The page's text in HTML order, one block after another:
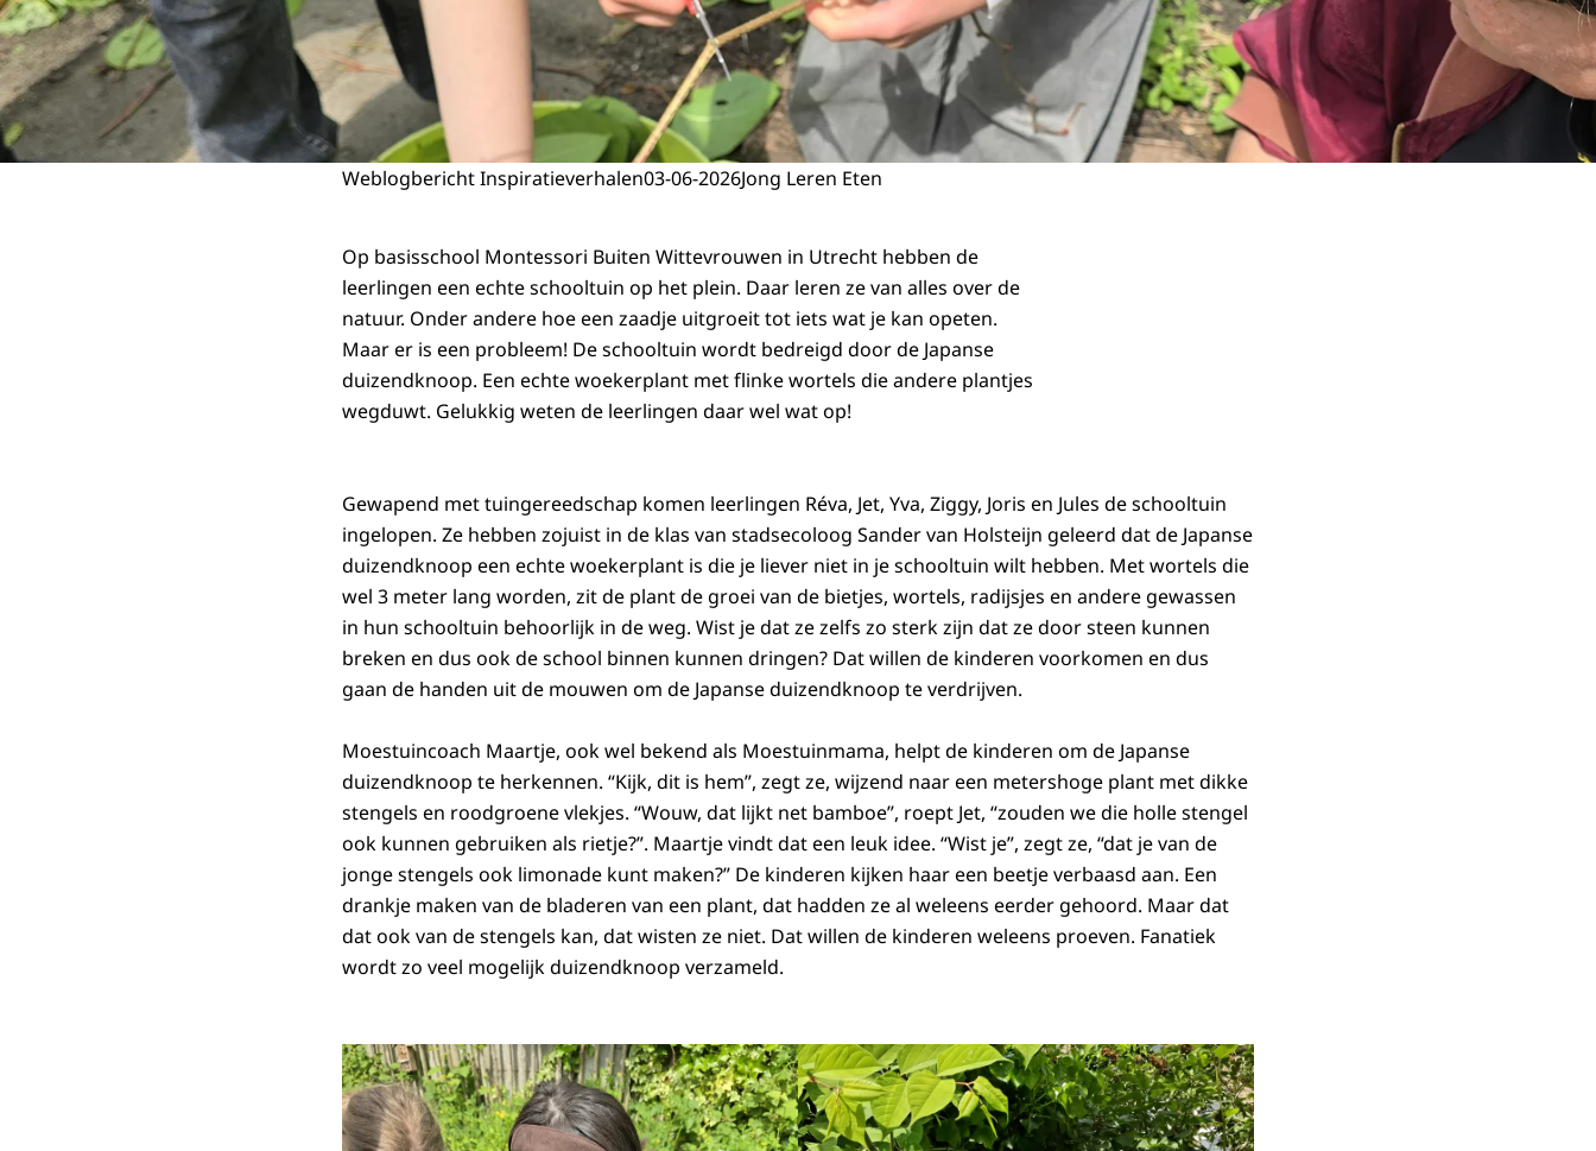
Weblogbericht Inspiratieverhalen03-06-2026Jong Leren Eten
Op basisschool Montessori Buiten Wittevrouwen in Utrecht hebben de
leerlingen een echte schooltuin op het plein. Daar leren ze van alles over de
natuur. Onder andere hoe een zaadje uitgroeit tot iets wat je kan opeten.
Maar er is een probleem! De schooltuin wordt bedreigd door de Japanse
duizendknoop. Een echte woekerplant met flinke wortels die andere plantjes
wegduwt. Gelukkig weten de leerlingen daar wel wat op!
Gewapend met tuingereedschap komen leerlingen Réva, Jet, Yva, Ziggy, Joris en Jules de schooltuin
ingelopen. Ze hebben zojuist in de klas van stadsecoloog Sander van Holsteijn geleerd dat de Japanse
duizendknoop een echte woekerplant is die je liever niet in je schooltuin wilt hebben. Met wortels die
wel 3 meter lang worden, zit de plant de groei van de bietjes, wortels, radijsjes en andere gewassen
in hun schooltuin behoorlijk in de weg. Wist je dat ze zelfs zo sterk zijn dat ze door steen kunnen
breken en dus ook de school binnen kunnen dringen? Dat willen de kinderen voorkomen en dus
gaan de handen uit de mouwen om de Japanse duizendknoop te verdrijven.
Moestuincoach Maartje, ook wel bekend als Moestuinmama, helpt de kinderen om de Japanse
duizendknoop te herkennen. “Kijk, dit is hem”, zegt ze, wijzend naar een metershoge plant met dikke
stengels en roodgroene vlekjes. “Wouw, dat lijkt net bamboe”, roept Jet, “zouden we die holle stengel
ook kunnen gebruiken als rietje?”. Maartje vindt dat een leuk idee. “Wist je”, zegt ze, “dat je van de
jonge stengels ook limonade kunt maken?” De kinderen kijken haar een beetje verbaasd aan. Een
drankje maken van de bladeren van een plant, dat hadden ze al weleens eerder gehoord. Maar dat
dat ook van de stengels kan, dat wisten ze niet. Dat willen de kinderen weleens proeven. Fanatiek
wordt zo veel mogelijk duizendknoop verzameld.